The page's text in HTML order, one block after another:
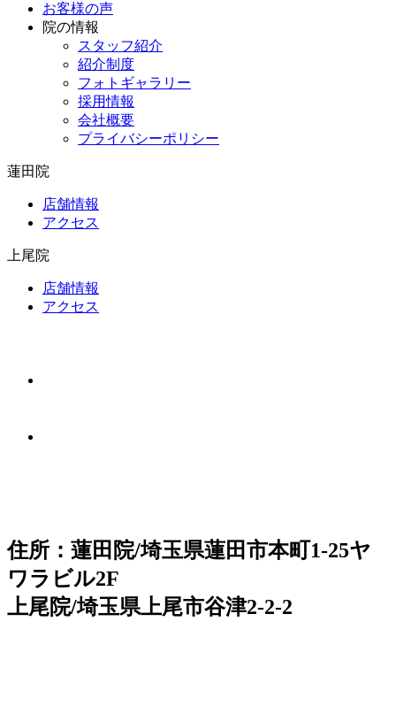
お客様の声
院の情報
スタッフ紹介
紹介制度
フォトギャラリー
採用情報
会社概要
プライバシーポリシー
蓮田院
店舗情報
アクセス
上尾院
店舗情報
アクセス
住所：蓮田院/埼玉県蓮田市本町1-25ヤ
ワラビル2F
上尾院/埼玉県上尾市谷津2-2-2